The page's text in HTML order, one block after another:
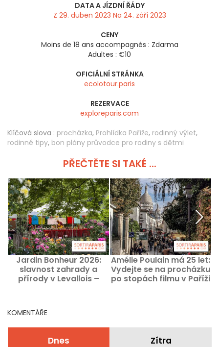
DATA A JÍZDNÍ ŘÁDY
Z 29. duben 2023 Na 24. září 2023
CENY
Moins de 18 ans accompagnés : Zdarma
Adultes : €10
OFICIÁLNÍ STRÁNKA
ecolotour.paris
REZERVACE
exploreparis.com
Klíčová slova : procházka, Prohlídka Paříže, rodinný výlet,
rodinné tipy, bon plány průvodce pro rodiny s dětmi
PŘEČTĚTE SI TAKÉ ...
Jardin Bonheur 2026:
slavnost zahrady a
přírody v Levallois –
Amélie Poulain má 25 let:
Vydejte se na procházku
po stopách filmu v Paříži
KOMENTÁŘE
Dnes Zítra